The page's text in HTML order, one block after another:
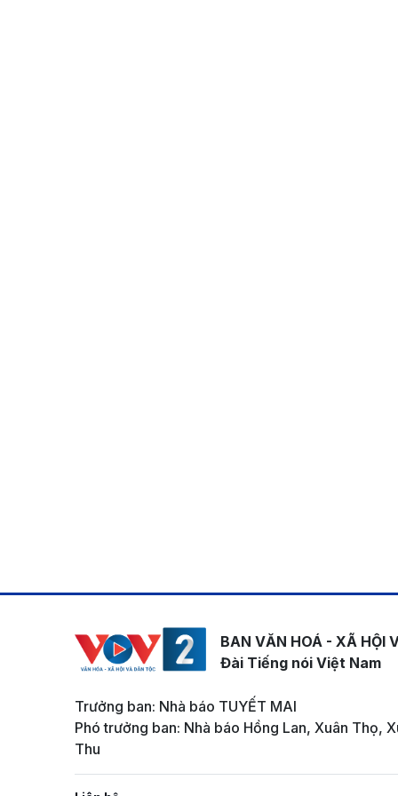
BAN VĂN HOÁ - XÃ HỘI
Đài Tiếng nói Việt Nam
Trưởng ban: Nhà báo TUYẾT MAI
Phó trưởng ban: Nhà báo Hồng Lan, Xuân Thọ,
Thu